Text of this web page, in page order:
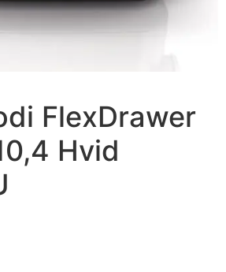
FlexDrawer
Hvid